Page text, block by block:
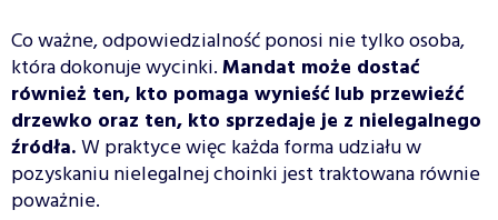
Co ważne, odpowiedzialność ponosi nie tylko osoba,
która dokonuje wycinki.Mandat może dostać
również ten, kto pomaga wynieść lub przewieźć
drzewko oraz ten, kto sprzedaje je z nielegalnego
źródła.W praktyce więc każda forma udziału w
pozyskaniu nielegalnej choinki jest traktowana równie
poważnie.